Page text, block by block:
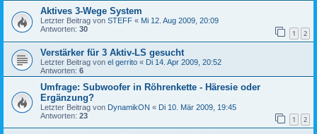
Aktives 3-Wege System
Letzter Beitrag von STEFF « Mi 12. Aug 2009, 20:09
Antworten: 30 1 2
Verstärker für 3 Aktiv-LS gesucht
Letzter Beitrag von el gerrito « Di 14. Apr 2009, 20:52
Antworten: 6
Umfrage: Subwoofer in Röhrenkette - Häresie oder
Ergänzung?
Letzter Beitrag von DynamikON « Di 10. Mär 2009, 19:45
Antworten: 23 1 2